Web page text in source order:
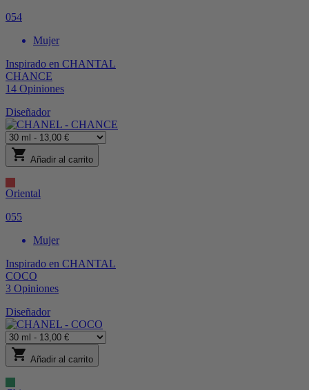
054
Mujer
Inspirado en CHANTAL
CHANCE
14 Opiniones
Diseñador
shopping_cart Añadir al carrito
Oriental
055
Mujer
Inspirado en CHANTAL
COCO
3 Opiniones
Diseñador
shopping_cart Añadir al carrito